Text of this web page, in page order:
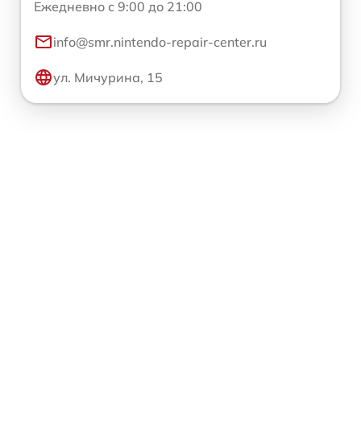
Ежедневно с 9:00 до 21:00
info@smr.nintendo-repair-center.ru
ул. Мичурина, 15